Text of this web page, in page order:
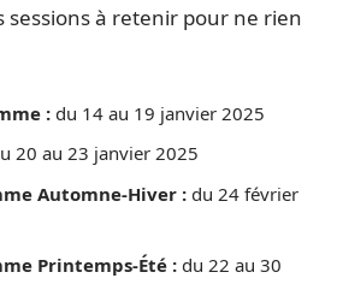
sessions à retenir pour ne rien
:du 14 au 19 janvier 2025
20 au 23 janvier 2025
Automne-Hiver : du 24 février
Printemps-Été : du 22 au 30